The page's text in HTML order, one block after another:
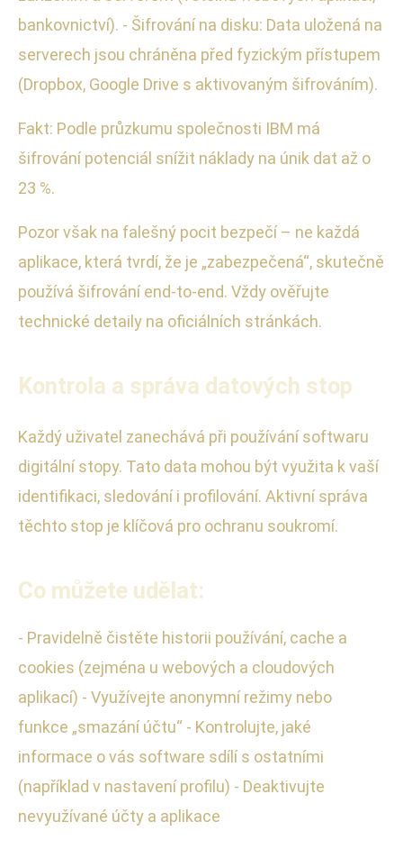
bankovnictví). - Šifrování na disku: Data uložená na
serverech jsou chráněna před fyzickým přístupem
(Dropbox, Google Drive s aktivovaným šifrováním).
Fakt: Podle průzkumu společnosti IBM má
šifrování potenciál snížit náklady na únik dat až o
23 %.
Pozor však na falešný pocit bezpečí – ne každá
aplikace, která tvrdí, že je „zabezpečená“, skutečně
používá šifrování end-to-end. Vždy ověřujte
technické detaily na oficiálních stránkách.
Kontrola a správa datových stop
Každý uživatel zanechává při používání softwaru
digitální stopy. Tato data mohou být využita k vaší
identifikaci, sledování i profilování. Aktivní správa
těchto stop je klíčová pro ochranu soukromí.
Co můžete udělat:
- Pravidelně čistěte historii používání, cache a
cookies (zejména u webových a cloudových
aplikací) - Využívejte anonymní režimy nebo
funkce „smazání účtu“ - Kontrolujte, jaké
informace o vás software sdílí s ostatními
(například v nastavení profilu) - Deaktivujte
nevyužívané účty a aplikace